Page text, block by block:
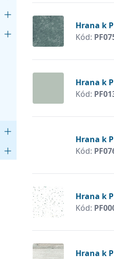
Hrana k
Kód:
Hrana k
Kód:
Hrana k
Kód:
Hrana k
Kód:
Hrana k